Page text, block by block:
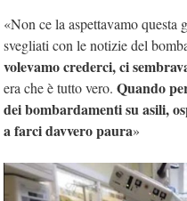
«Non ce la aspettavamo
svegliati con le notizie del
volevamo crederci, ci
era che è tutto vero. Quando
dei bombardamenti su asili,
a farci davvero paura»